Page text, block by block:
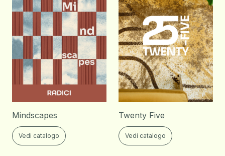
Mindscapes
Vedi catalogo
Twenty Five
Vedi catalogo